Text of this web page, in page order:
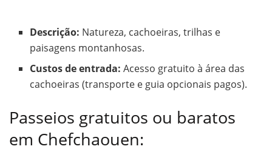
Descrição: Natureza, cachoeiras, trilhas e
paisagens montanhosas.
Custos de entrada: Acesso gratuito à área das
cachoeiras (transporte e guia opcionais pagos).
Passeios gratuitos ou baratos
em Chefchaouen: